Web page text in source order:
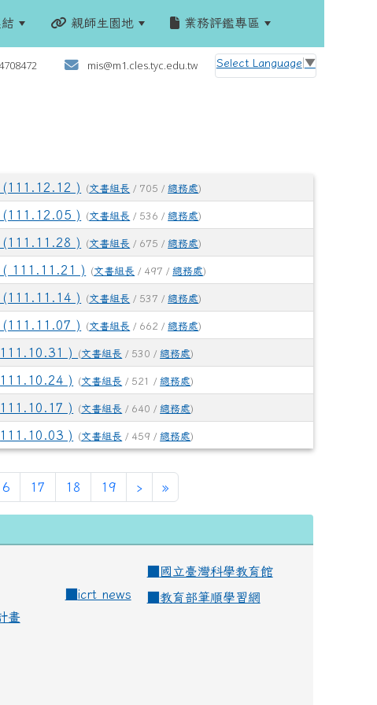
親師生園地 業務評鑑專區
mis@m1.cles.tyc.edu.tw Select Language ▼
(111.12.12 ) (文書組長 / 705 / 總務處)
(111.12.05 ) (文書組長 / 536 /總務處)
(111.11.28 ) (文書組長 / 675 / 總務處)
( 111.11.21 ) (文書組長 / 497 /總務處)
(111.11.14 ) (文書組長 / 537 / 總務處)
(111.11.07 ) (文書組長 / 662 /總務處)
) (文書組長 / 530 / 總務處)
) (文書組長 / 521 /總務處)
) (文書組長 / 640 / 總務處)
) (文書組長 / 459 /總務處)
17 18 19 › »
國立臺灣科學教育館
icrt news
教育部筆順學習網
畫